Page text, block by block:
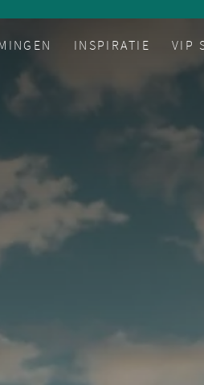
INSPIRATIE VIP